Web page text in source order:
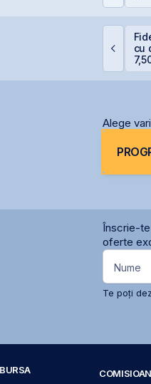
cu
Alege
Înscrie-
oferte
Nume
Te poți